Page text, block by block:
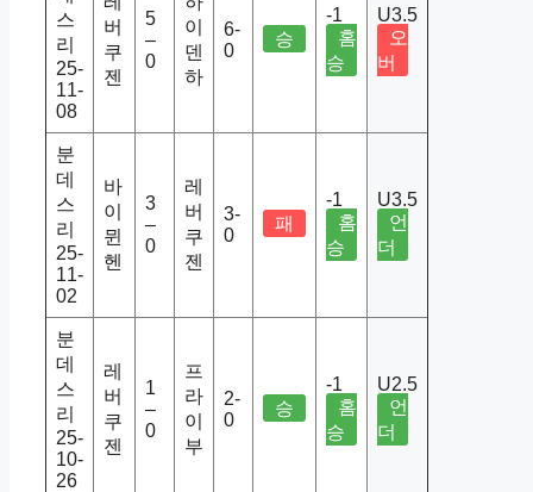
스
리
25-
11-
08
버
쿠
젠
5
–
0
이
덴
하
6-
0
승
-1
홈
승
U3.5
오
버
분
데
스
리
25-
11-
02
바
이
뮌
헨
3
–
0
레
버
쿠
젠
3-
0
패
-1
홈
승
U3.5
언
더
분
데
스
리
25-
10-
26
레
버
쿠
젠
1
–
0
프
라
이
부
2-
0
승
-1
홈
승
U2.5
언
더